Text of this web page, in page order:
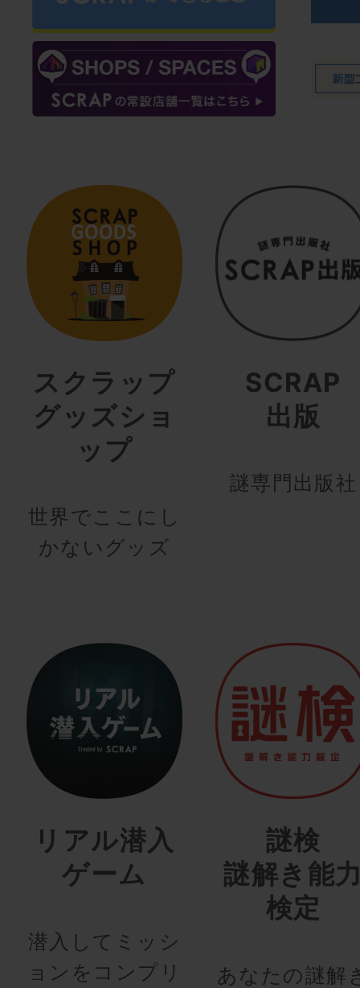
スクラップ
グッズショ
ップ
世界でここにし
かないグッズ
SCRAP
出版
謎専門出版社
リアル潜入
ゲーム
潜入してミッシ
ョンをコンプリ
謎検
謎解き能
検定
あなたの謎解